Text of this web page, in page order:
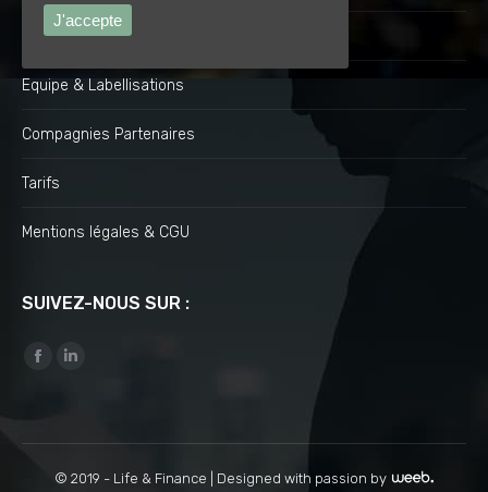
Engagements
Equipe & Labellisations
Compagnies Partenaires
Tarifs
Mentions légales & CGU
SUIVEZ-NOUS SUR :
Find us on:
Facebook
Linkedin
© 2019 - Life & Finance | Designed with passion by
J'accepte